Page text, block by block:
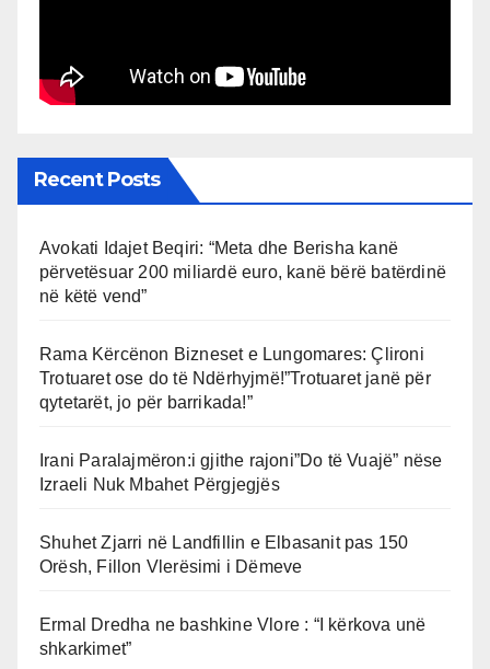
Recent Posts
Avokati Idajet Beqiri: “Meta dhe Berisha kanë
përvetësuar 200 miliardë euro, kanë bërë batërdinë
në këtë vend”
Rama Kërcënon Bizneset e Lungomares: Çlironi
Trotuaret ose do të Ndërhyjmë!”Trotuaret janë për
qytetarët, jo për barrikada!”
Irani Paralajmëron:i gjithe rajoni”Do të Vuajë” nëse
Izraeli Nuk Mbahet Përgjegjës
Shuhet Zjarri në Landfillin e Elbasanit pas 150
Orësh, Fillon Vlerësimi i Dëmeve
Ermal Dredha ne bashkine Vlore : “I kërkova unë
shkarkimet”